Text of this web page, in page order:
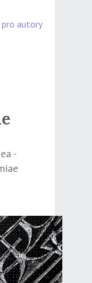
pro autory
-